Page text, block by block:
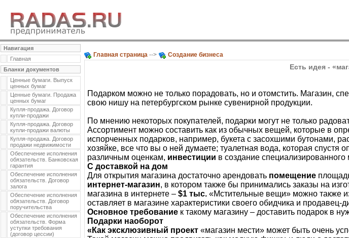
Навигация
Главная
Бланки документов
Ценные бумаги. Выпуск
ценных бумаг
Ценные бумаги. Продажа
ценных бумаг
Купля-продажа. Договор
купли-продажи
Купля-продажа. Договор
купли-продажи валюты
Купля-продажа. Договор
продажи недвижимости
Обеспечение исполнения
обязательств. Банковская
гарантия
Обеспечение исполнения
обязательств. Договор
залога
Обеспечение исполнения
обязательств. Договор
поручительства
Обеспечение исполнения
обязательств. Форма
уступки требования
(договор цессии)
Главная страница --> Создание бизнеса
Есть идея -
Подарком можно не только порадовать, но и отомстить. Магазин,
свою нишу на петербургском рынке сувенирной продукции.
По мнению некоторых покупателей, подарки могут не только
Ассортимент можно составить как из обычных вещей, которые в
испорченных подарков, например, букета с засохшими бутонами,
хозяйке, все что вы о ней думаете; туалетная вода, которая
различным оценкам, инвестиции в создание
С доставкой на дом
Для открытия магазина достаточно арендовать помещение
интернет-магазин, в котором также бы принимались заказы на
магазина в интернете – $1 тыс. «Мстительные вещи» можно также
оставляет в магазине характеристики своего обидчика и
Основное требование к такому магазину – доставить подарок в
Подарки наоборот
«Как эксклюзивный проект «магазин мести» может быть очень